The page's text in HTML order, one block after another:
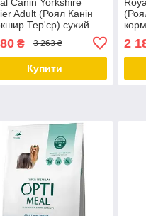
Adult (Роял Канін
Тер'єр) сухий
для дорослих собак.,
₴ 3 263 ₴
Купити
2